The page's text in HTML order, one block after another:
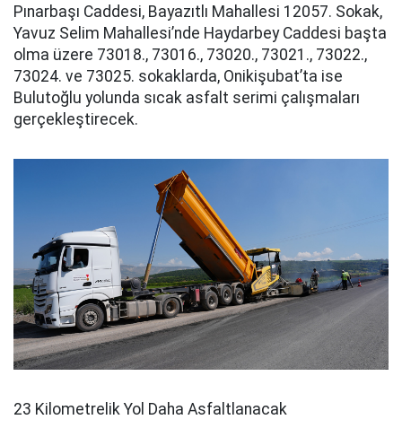
Pınarbaşı Caddesi, Bayazıtlı Mahallesi 12057. Sokak,
Yavuz Selim Mahallesi’nde Haydarbey Caddesi başta
olma üzere 73018., 73016., 73020., 73021., 73022.,
73024. ve 73025. sokaklarda, Onikişubat’ta ise
Bulutoğlu yolunda sıcak asfalt serimi çalışmaları
gerçekleştirecek.
23 Kilometrelik Yol Daha Asfaltlanacak